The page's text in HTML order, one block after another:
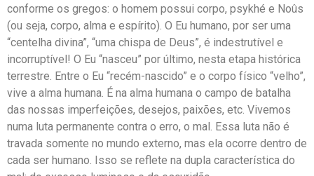
conforme os gregos: o homem possui corpo, psykhé e Noûs
(ou seja, corpo, alma e espírito). O Eu humano, por ser uma
“centelha divina”, “uma chispa de Deus”, é indestrutível e
incorruptível! O Eu “nasceu” por último, nesta etapa histórica
terrestre. Entre o Eu “recém-nascido” e o corpo físico “velho”,
vive a alma humana. É na alma humana o campo de batalha
das nossas imperfeições, desejos, paixões, etc. Vivemos
numa luta permanente contra o erro, o mal. Essa luta não é
travada somente no mundo externo, mas ela ocorre dentro de
cada ser humano. Isso se reflete na dupla característica do